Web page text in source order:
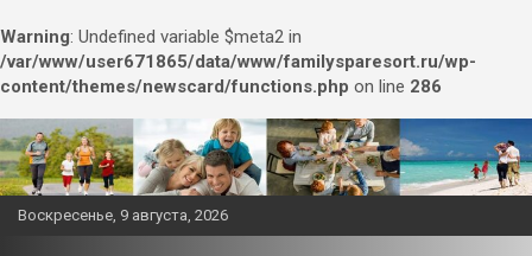
Warning: Undefined variable $meta2 in
/var/www/user671865/data/www/familysparesort.ru/wp-
content/themes/newscard/functions.php on line 286
Перейти
к
содержимому
Воскресенье, 9 августа, 2026